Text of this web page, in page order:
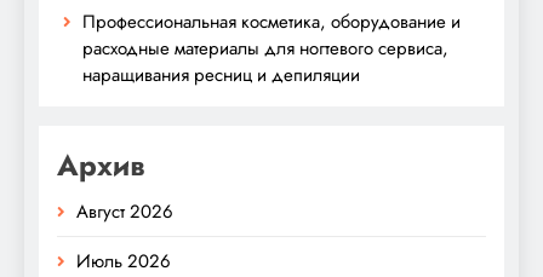
Профессиональная косметика, оборудование и
расходные материалы для ногтевого сервиса,
наращивания ресниц и депиляции
Архив
Август 2026
Июль 2026